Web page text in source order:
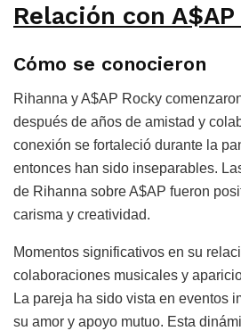
Relación con
Cómo se conocieron
Rihanna y A$AP Rocky
después de años de amistad y
conexión se fortaleció durante la
entonces han sido inseparables.
de Rihanna sobre A$AP fueron
carisma y creatividad.
Momentos significativos en su
colaboraciones musicales y
La pareja ha sido vista en eventos
su amor y apoyo mutuo. Esta